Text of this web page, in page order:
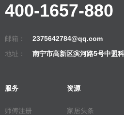
400-1657-880
邮箱：
2375642784@qq.com
地址：
南宁市高新区滨河路5号中盟
服务
师傅注册
资源
家居头条